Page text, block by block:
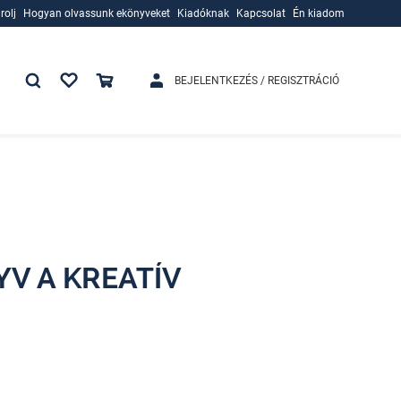
Hogyan olvassunk ekönyveket
Kiadóknak
Kapcsolat Én kiadom
BEJELENTKEZÉS / REGISZTRÁCIÓ
A KREATÍV